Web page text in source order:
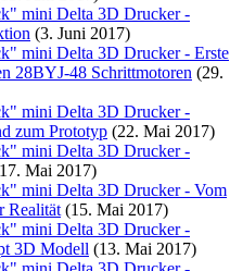
mini Delta 3D Drucker -
(3. Juni 2017)
mini Delta 3D Drucker - Erste
28BYJ-48 Schrittmotoren (29.
mini Delta 3D Drucker -
zum Prototyp (22. Mai 2017)
mini Delta 3D Drucker -
Mai 2017)
mini Delta 3D Drucker - Vom
Realität (15. Mai 2017)
mini Delta 3D Drucker -
3D Modell (13. Mai 2017)